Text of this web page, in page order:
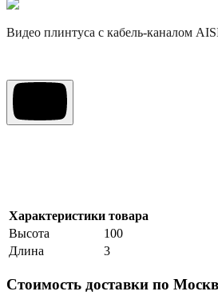
Видео плинтуса с кабель-каналом
Характеристики товара
Высота
100
Длина
3
Стоимость доставки по